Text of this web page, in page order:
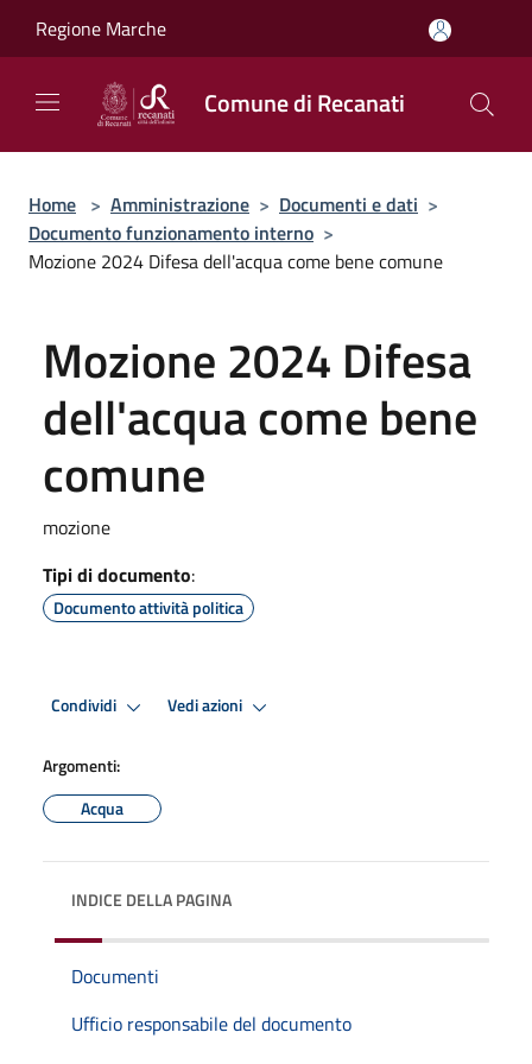
Regione Marche
Comune di Recanati
Home > Amministrazione > Documenti e dati >
Documento funzionamento interno >
Mozione 2024 Difesa dell'acqua come bene comune
Mozione 2024 Difesa
dell'acqua come bene
comune
mozione
Tipi di documento:
Documento attività politica
Condividi Vedi azioni
Argomenti:
Acqua
INDICE DELLA PAGINA
Documenti
Ufficio responsabile del documento